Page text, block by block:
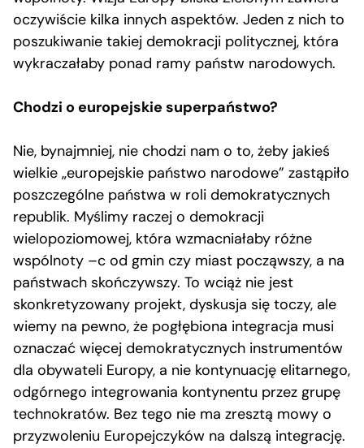
oczywiście kilka innych aspektów. Jeden z nich to
poszukiwanie takiej demokracji politycznej, która
wykraczałaby ponad ramy państw narodowych.
Chodzi o europejskie superpaństwo?
Nie, bynajmniej, nie chodzi nam o to, żeby jakieś
wielkie „europejskie państwo narodowe” zastąpiło
poszczególne państwa w roli demokratycznych
republik. Myślimy raczej o demokracji
wielopoziomowej, która wzmacniałaby różne
wspólnoty –c od gmin czy miast począwszy, a na
państwach skończywszy. To wciąż nie jest
skonkretyzowany projekt, dyskusja się toczy, ale
wiemy na pewno, że pogłębiona integracja musi
oznaczać więcej demokratycznych instrumentów
dla obywateli Europy, a nie kontynuację elitarnego,
odgórnego integrowania kontynentu przez grupę
technokratów. Bez tego nie ma zresztą mowy o
przyzwoleniu Europejczyków na dalszą integrację.